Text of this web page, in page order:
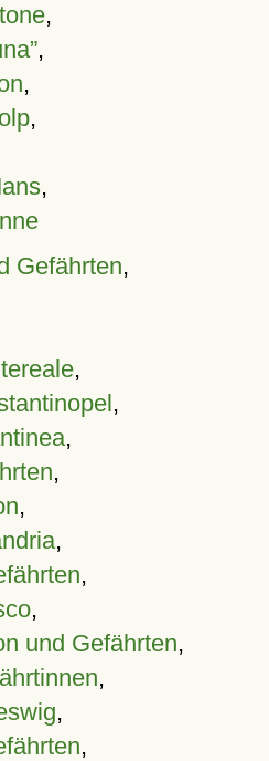
,
,
,
,
,
Gefährten,
,
,
,
,
,
,
,
,
und Gefährten,
,
,
,